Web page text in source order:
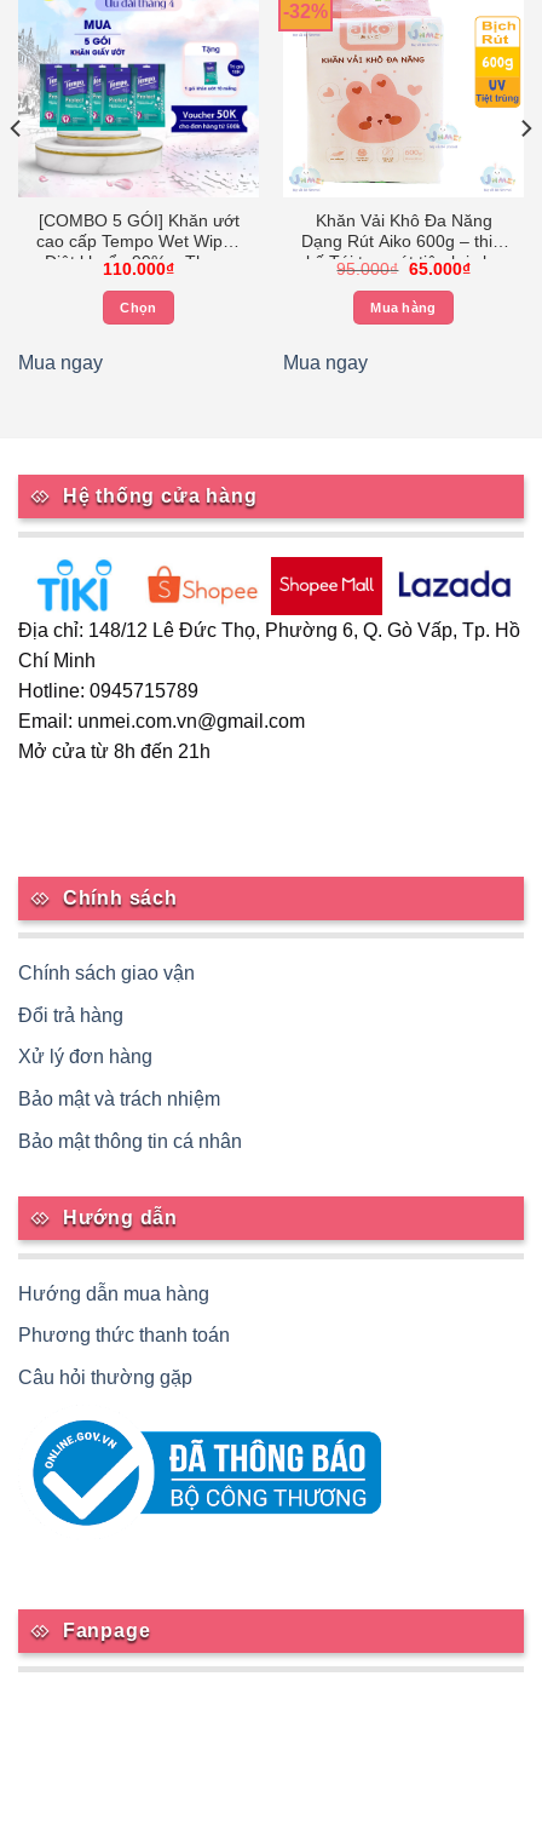
[COMBO 5 GÓI] Khăn ướt
cao cấp Tempo Wet Wipes
– Diệt khuẩn 99% – Thương
110.000₫
Chọn
thể.
Các
tùy
chọn
có
được
trên
trang
sản
Mua ngay
-32%
Khăn Vải Khô Đa Năng
Dạng Rút Aiko 600g – thiết
kế Túi treo rút tiện lợi cho
20x20cm
95.000₫ Giá
là:
95.000₫.
65.000₫Giá
Mua hàng
Mua ngay
Hệ thống cửa hàng
Địa chỉ: 148/12 Lê Đức Thọ, Phường 6, Q. Gò Vấp, Tp. Hồ
Chí Minh
Hotline: 0945715789
Email: unmei.com.vn@gmail.com
Mở cửa từ 8h đến 21h
Chính sách
Chính sách giao vận
Đổi trả hàng
Xử lý đơn hàng
Bảo mật và trách nhiệm
Bảo mật thông tin cá nhân
Hướng dẫn
Hướng dẫn mua hàng
Phương thức thanh toán
Câu hỏi thường gặp
Fanpage